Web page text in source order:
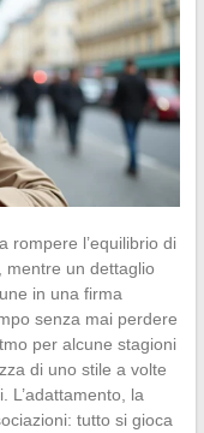
rompere l’equilibrio di
mentre un dettaglio
in una firma
senza mai perdere
per alcune stagioni
di uno stile a volte
L’adattamento, la
tutto si gioca